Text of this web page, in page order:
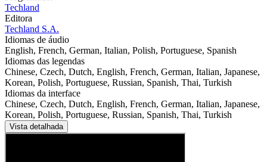
Techland
Editora
Techland S.A.
Idiomas de áudio
English, French, German, Italian, Polish, Portuguese, Spanish
Idiomas das legendas
Chinese, Czech, Dutch, English, French, German, Italian, Japanese,
Korean, Polish, Portuguese, Russian, Spanish, Thai, Turkish
Idiomas da interface
Chinese, Czech, Dutch, English, French, German, Italian, Japanese,
Korean, Polish, Portuguese, Russian, Spanish, Thai, Turkish
Vista detalhada